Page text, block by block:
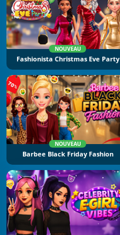
NOUVEAU
Fashionista Christmas Eve Party
NOUVEAU
Barbee Black Friday Fashion